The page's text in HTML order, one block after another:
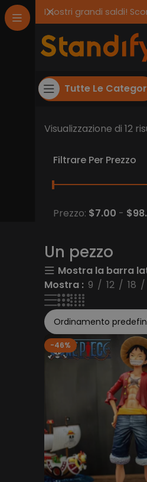
Tutte Le
Visualizzazione di 12
Filtrare Per Prezzo
Prezzo minimo
Prezzo massimo
Prezzo: $7.00 -
Un pezzo
Mostra la barra
Mostra
9 12 18
-46%
I nostri grandi saldi!